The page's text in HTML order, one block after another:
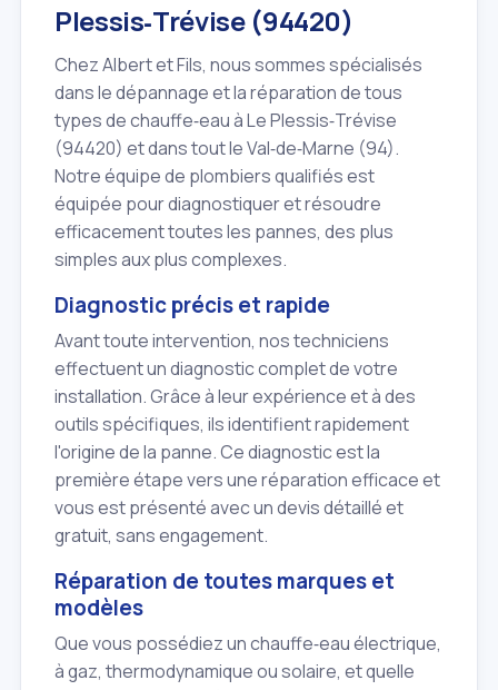
Plessis‑Trévise (94420)
Chez Albert et Fils, nous sommes spécialisés
dans le dépannage et la réparation de tous
types de chauffe‑eau à Le Plessis‑Trévise
(94420) et dans tout le Val‑de‑Marne (94).
Notre équipe de plombiers qualifiés est
équipée pour diagnostiquer et résoudre
efficacement toutes les pannes, des plus
simples aux plus complexes.
Diagnostic précis et rapide
Avant toute intervention, nos techniciens
effectuent un diagnostic complet de votre
installation. Grâce à leur expérience et à des
outils spécifiques, ils identifient rapidement
l'origine de la panne. Ce diagnostic est la
première étape vers une réparation efficace et
vous est présenté avec un devis détaillé et
gratuit, sans engagement.
Réparation de toutes marques et
modèles
Que vous possédiez un chauffe‑eau électrique,
à gaz, thermodynamique ou solaire, et quelle